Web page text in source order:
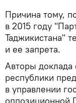
Причина тому,
в 2015 году
Таджикистана"
и ее запрета.
Авторы доклада
республики
в управлении